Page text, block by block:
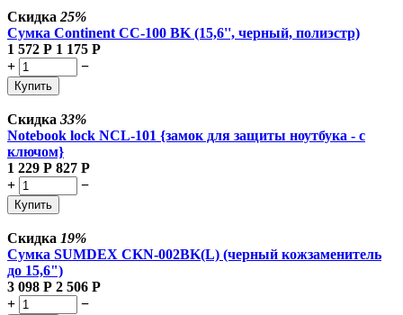
Скидка 25%
Сумка Continent CC-100 BK (15,6'', черный, полиэстр)
1 572 Р 1 175 Р
+
−
Купить
Скидка 33%
Notebook lock NCL-101 {замок для защиты ноутбука - с
ключом}
1 229 Р 827 Р
+
−
Купить
Скидка 19%
Сумка SUMDEX CKN-002BK(L) (черный кожзаменитель
до 15,6")
3 098 Р 2 506 Р
+
−